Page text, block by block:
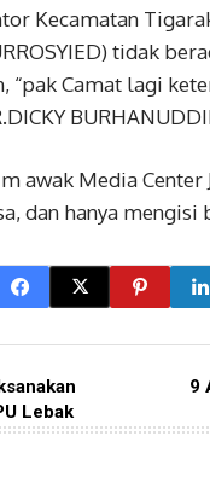
Kecamatan
tidak
“pak Camat lagi
awak Media Center
dan hanya
Lebak
9